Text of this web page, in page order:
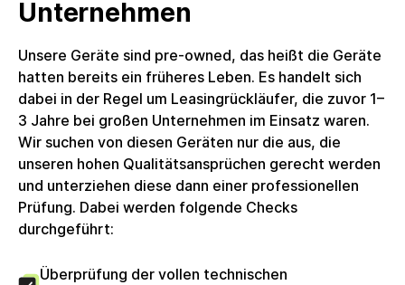
Unternehmen
Unsere Geräte sind pre-owned, das heißt die Geräte
hatten bereits ein früheres Leben. Es handelt sich
dabei in der Regel um Leasingrückläufer, die zuvor 1–
3 Jahre bei großen Unternehmen im Einsatz waren.
Wir suchen von diesen Geräten nur die aus, die
unseren hohen Qualitätsansprüchen gerecht werden
und unterziehen diese dann einer professionellen
Prüfung. Dabei werden folgende Checks
durchgeführt:
Überprüfung der vollen technischen